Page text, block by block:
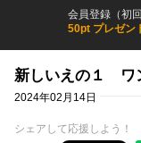
会員登録（初
50pt プレゼン
新しいえの１ ワ
2024年02月14日
シェアして応援しよう！